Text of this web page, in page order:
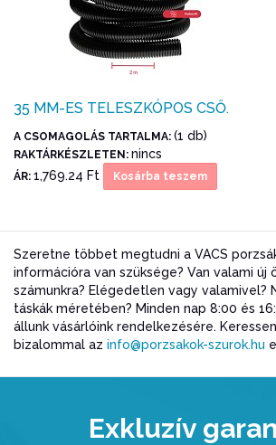
35 MM-ES TELESZKÓPOS CSŐ.
A CSOMAGOLÁS TARTALMA: (1 db)
RAKTÁRKÉSZLETEN: nincs
ÁR: 1,769.24 Ft Kosárba teszem
Szeretne többet megtudni a VACS
információra van szüksége? Van valami új
számunkra? Elégedetlen vagy valamivel?
táskák méretében? Minden nap 8:00 és
állunk vásárlóink rendelkezésére.
bizalommal az info@porzsakok-szurok.hu
Exkluzív